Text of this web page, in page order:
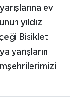
ev
yıldız
Bisiklet
yarışların